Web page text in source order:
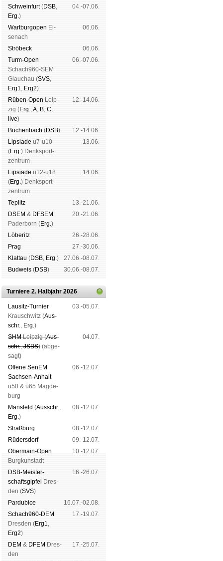
Schwein­furt(DSB,
Erg.)
04.-07.06.
Wart­burg­open Ei­
se­nach
06.06.
Strö­beck
06.06.
Turm-Open
Schach960-SEM
Glau­chau (SVS,
Erg1, Erg2)
06.-07.06.
Rüben-Open Leip­
zig (Erg.,A, B, C,
live)
12.-14.06.
Büchen­bach (DSB)
12.-14.06.
Lipsiade u7-u10
(Erg.) Denk­sport­
zen­trum
13.06.
Lipsiade u12-u18
(Erg.) Denk­sport­
zen­trum
14.06.
Tep­litz
13.-21.06.
DSEM & DFSEM
Pader­born (Erg.)
20.-21.06.
Lö­be­ritz
26.-28.06.
Prag
27.-30.06.
Klat­tau (DSB, Erg.)
27.06.-08.07.
Bud­weis (DSB) 30.06.-08.07.
Turniere 2. Halbjahr 2026
Lau­sitz-Tur­nier
Krausch­witz (Aus­
schr., Erg.)
03.-05.07.
SHMLeip­zig (Aus­
schr.,JSBS) (ab­ge­
sagt)
04.07.
Offene SenEM
Sach­sen-An­halt
ü50 & ü65 Mag­de­
burg
06.-12.07.
Mans­feld (Aus­schr.,
Erg.)
08.-12.07.
Straß­burg
08.-12.07.
Rüders­dorf
09.-12.07.
Ober­main-Open
Burg­kun­stadt
10.-12.07.
DSB-Meister­
schafts­gipfel
Dres­
den (SVS)
16.-26.07.
Pardu­bice
16.07.-02.08.
Schach960-DEM
Dres­den (Erg1,
Erg2)
17.-19.07.
DEM & DFEM Dres­
den
17.-25.07.